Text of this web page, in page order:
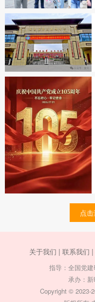
点
关于我们 | 联系我们 |
指导：全国党
承办：
Copyright © 2023-